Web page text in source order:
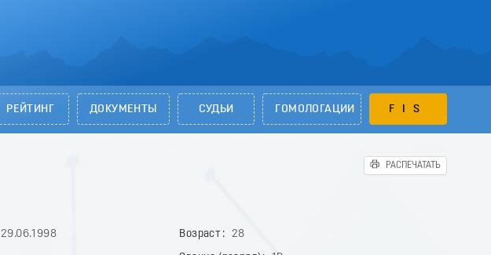
РЕЙТИНГ ДОКУМЕНТЫ СУДЬИ ГОМОЛОГАЦИИ FIS
РАСПЕЧАТАТЬ
29.06.1998 Возраст
28